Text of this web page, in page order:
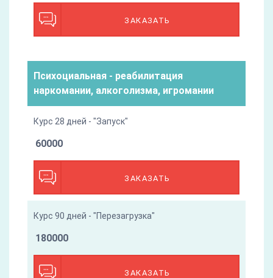
ЗАКАЗАТЬ
Психоциальная - реабилитация
наркомании, алкоголизма, игромании
Курс 28 дней - "Запуск"
ЗАКАЗАТЬ
60000
Курс 90 дней - "Перезагрузка"
ЗАКАЗАТЬ
180000